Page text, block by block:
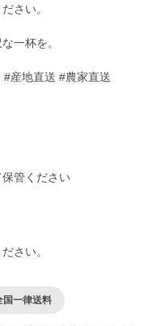
さい。
一杯を。
産地直送 #農家直送
管ください
さい。
国一律送料